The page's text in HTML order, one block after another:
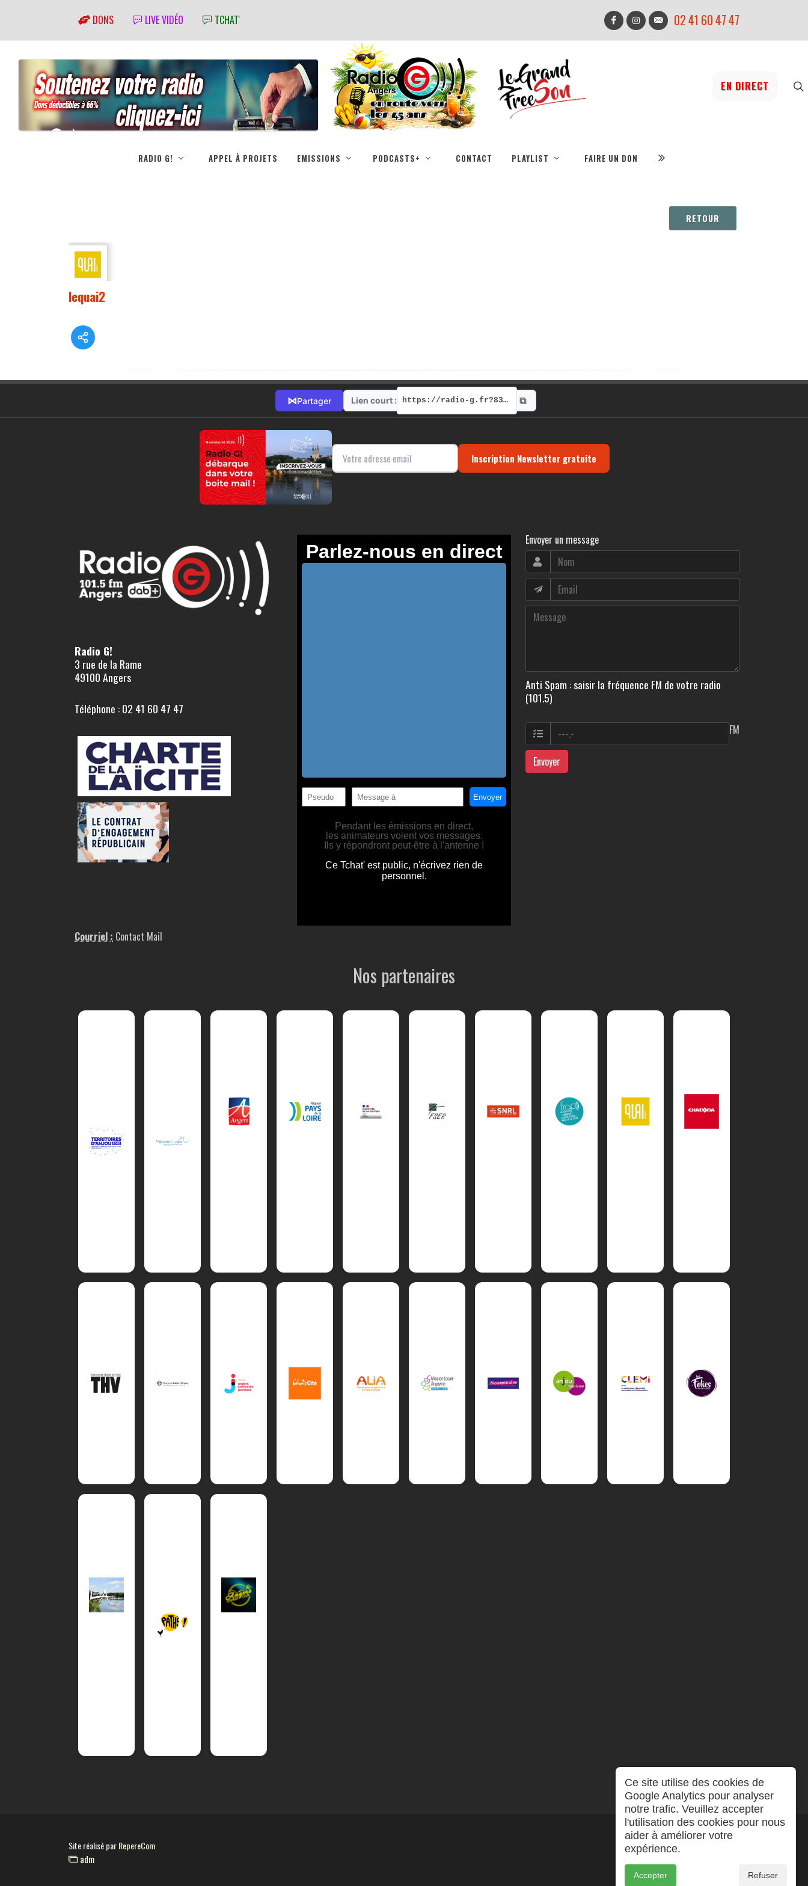
DONS LIVE VIDÉO TCHAT' 02 41 60 47 47
EN DIRECT
RADIO G! APPEL À PROJETS EMISSIONS PODCASTS+ CONTACT PLAYLIST FAIRE UN DON
RETOUR
lequai2
⋈Partager Lien court : https://radio-g.fr?8349 ⧉
Inscription Newsletter gratuite
Radio G!
3 rue de la Rame
49100 Angers
Téléphone : 02 41 60 47 47
Courriel : Contact Mail
Envoyer un message
Anti Spam : saisir la fréquence FM de votre radio
(101.5)
FM
Envoyer
Nos partenaires
Site réalisé parRepereCom
adm
Ce site utilise des cookies de
Google Analytics pour analyser
notre trafic. Veuillez accepter
l'utilisation des cookies pour nous
aider à améliorer votre
expérience.
Accepter Refuser